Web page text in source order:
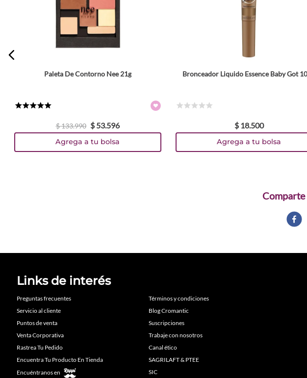
Paleta De Contorno Nee 21g
$133.990 $ 53.596
Agrega a tu bolsa
Bronceador Liquido Essence Baby Got
$ 18.500
Agrega a tu bolsa
Comparte
Links de interés
Preguntas frecuentes
Servicio al cliente
Puntos de venta
Venta Corporativa
Rastrea Tu Pedido
Encuentra Tu Producto En Tienda
Encuéntranos en
Términos y condiciones
Blog Cromantic
Suscripciones
Trabaje con nosotros
Canal ético
SAGRILAFT & PTEE
SIC